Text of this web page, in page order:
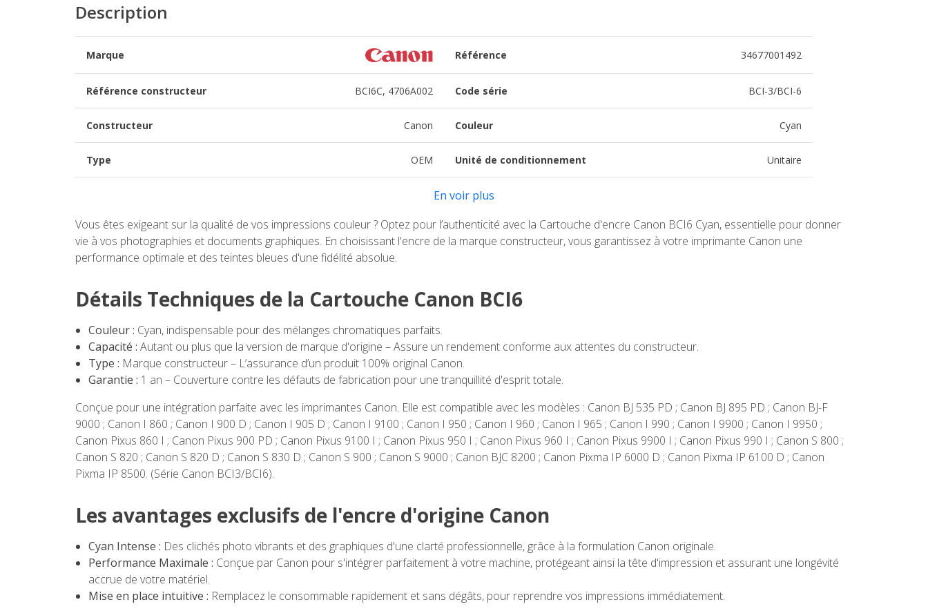
Description
Marque Référence 34677001492
Référence constructeur BCI6C, 4706A002 Code série BCI-3/BCI-6
Constructeur Canon Couleur Cyan
Type OEM Unité de conditionnement Unitaire
En voir plus
Vous êtes exigeant sur la qualité de vos impressions couleur ? Optez pour l’authenticité avec la Cartouche d'encre Canon BCI6 Cyan, essentielle pour donner
vie à vos photographies et documents graphiques. En choisissant l'encre de la marque constructeur, vous garantissez à votre imprimante Canon une
performance optimale et des teintes bleues d'une fidélité absolue.
Détails Techniques de la Cartouche Canon BCI6
Couleur : Cyan, indispensable pour des mélanges chromatiques parfaits.
Capacité : Autant ou plus que la version de marque d'origine – Assure un rendement conforme aux attentes du constructeur.
Type : Marque constructeur – L’assurance d’un produit 100% original Canon.
Garantie : 1 an – Couverture contre les défauts de fabrication pour une tranquillité d'esprit totale.
Conçue pour une intégration parfaite avec les imprimantes Canon. Elle est compatible avec les modèles : Canon BJ 535 PD ; Canon BJ 895 PD ; Canon BJ-F
9000 ; Canon I 860 ; Canon I 900 D ; Canon I 905 D ; Canon I 9100 ; Canon I 950 ; Canon I 960 ; Canon I 965 ; Canon I 990 ; Canon I 9900 ; Canon I 9950 ;
Canon Pixus 860 I ; Canon Pixus 900 PD ; Canon Pixus 9100 I ; Canon Pixus 950 I ; Canon Pixus 960 I ; Canon Pixus 9900 I ; Canon Pixus 990 I ; Canon S 800 ;
Canon S 820 ; Canon S 820 D ; Canon S 830 D ; Canon S 900 ; Canon S 9000 ; Canon BJC 8200 ; Canon Pixma IP 6000 D ; Canon Pixma IP 6100 D ; Canon
Pixma IP 8500. (Série Canon BCI3/BCI6).
Les avantages exclusifs de l'encre d'origine Canon
Cyan Intense : Des clichés photo vibrants et des graphiques d'une clarté professionnelle, grâce à la formulation Canon originale.
Performance Maximale : Conçue par Canon pour s'intégrer parfaitement à votre machine, protégeant ainsi la tête d'impression et assurant une longévité
accrue de votre matériel.
Mise en place intuitive : Remplacez le consommable rapidement et sans dégâts, pour reprendre vos impressions immédiatement.